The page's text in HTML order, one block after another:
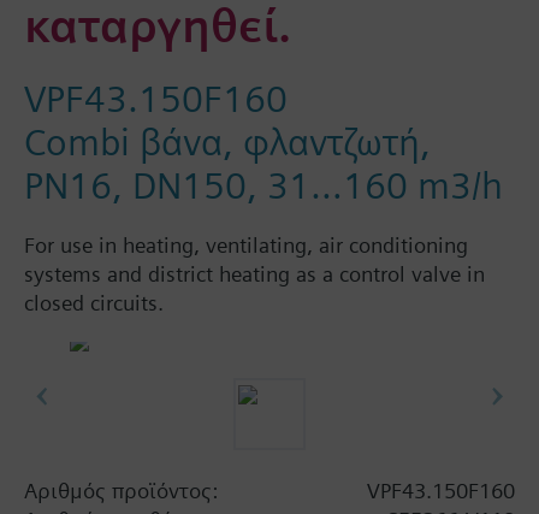
καταργηθεί.
VPF43.150F160
Combi βάνα, φλαντζωτή,
PN16, DN150, 31…160 m3/h
For use in heating, ventilating, air conditioning
systems and district heating as a control valve in
closed circuits.
Αριθμός προϊόντος:
VPF43.150F160